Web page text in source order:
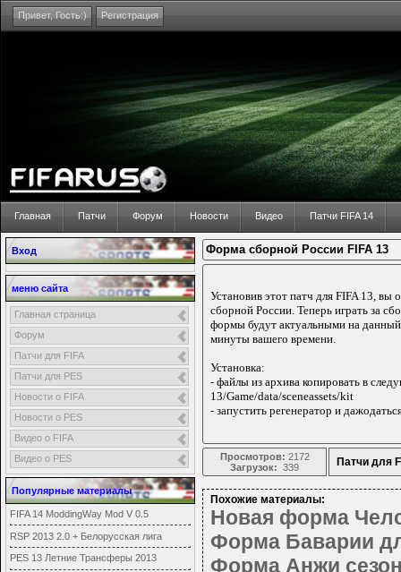
Привет, Гость:) Регистрация
Главная Патчи Форум Новости Видео Патчи FIFA 14
Вход
меню сайта
Главная страница
Форум
Патчи для FIFA
Патчи для PES
Новости о FIFA
Новости о PES
Видео о FIFA
Видео о PES
Популярные материалы
FIFA 14 ModdingWay Mod V 0.5
RSP 2013 2.0 + Белорусская лига
PES 13 Летние Трансферы 2013
Форма сборной России FIFA 13
Установив этот патч для FIFA 13, вы
сборной России. Теперь играть за
формы будут актуальными на
минуты вашего времени.
Установка:
- файлы из архива копировать в
13/Game/data/sceneassets/kit
- запустить регенератор и
Просмотров: 2172
Загрузок: 339 Патчи для
Похожие материалы:
Новая форма
Форма Баварии
Форма Анжи